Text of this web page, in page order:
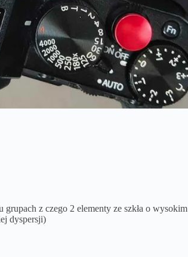
z czego 2 elementy ze szkła o wysokim
dyspersji)